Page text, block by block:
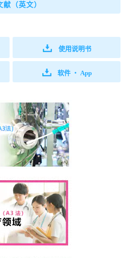
献（英文）
使用说明书
软件 ・ App